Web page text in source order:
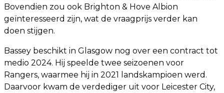
Bovendien zou ook Brighton & Hove Albion
geïnteresseerd zijn, wat de vraagprijs verder kan
doen stijgen.
Bassey beschikt in Glasgow nog over een contract tot
medio 2024. Hij speelde twee seizoenen voor
Rangers, waarmee hij in 2021 landskampioen werd.
Daarvoor kwam de verdediger uit voor Leicester City,